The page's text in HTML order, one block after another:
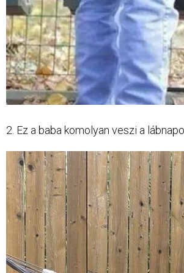
2. Ez a baba komolyan veszi a